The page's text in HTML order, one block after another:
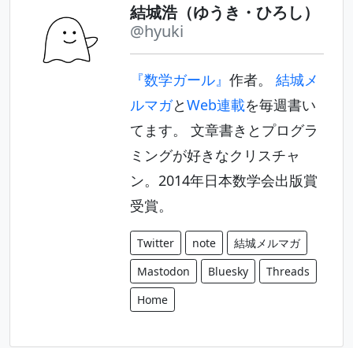
結城浩（ゆうき・ひろし）
@hyuki
『数学ガール』 作者。 結城メ
ルマガとWeb連載を毎週書い
てます。 文章書きとプログラ
ミングが好きなクリスチャ
ン。2014年日本数学会出版賞
受賞。
Twitter note
結城メルマガ
Mastodon
Bluesky
Threads
Home